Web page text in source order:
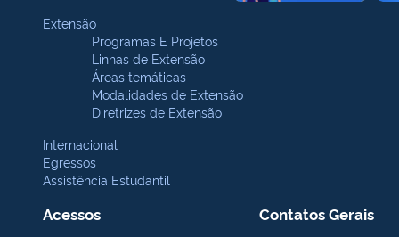
Extensão
Programas E Projetos
Linhas de Extensão
Áreas temáticas
Modalidades de Extensão
Diretrizes de Extensão
Internacional
Egressos
Assistência Estudantil
Acessos Contatos Gerais